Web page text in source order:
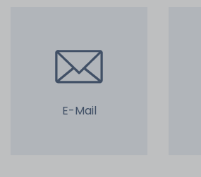
E-Mail